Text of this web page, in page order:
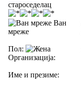
староседелац
Ван
мреже
Пол:
Организација:
Име и презиме: